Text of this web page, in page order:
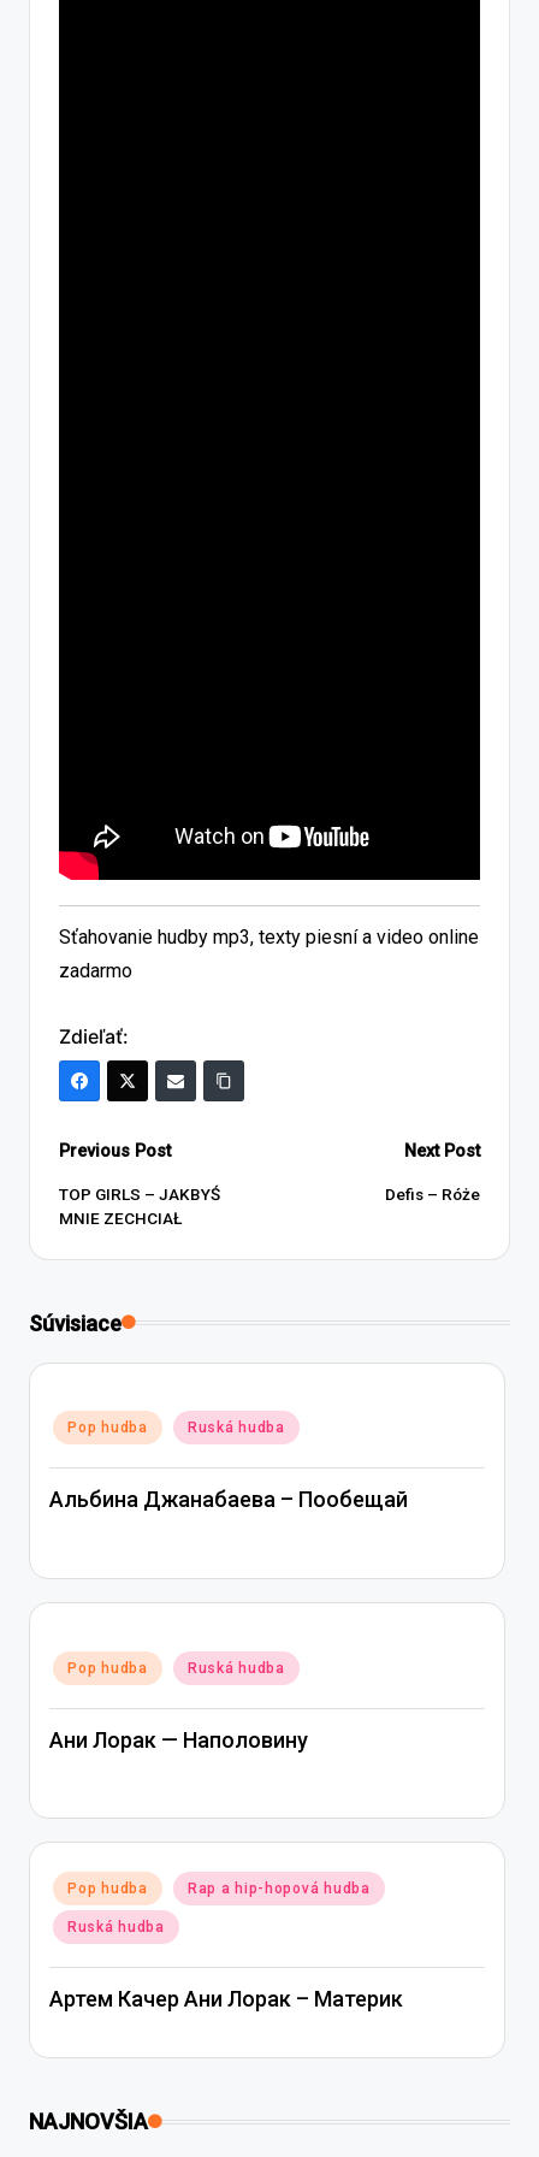
Sťahovanie hudby mp3, texty piesní a video online
zadarmo
Zdieľať:
Post
navigation
Previous Post
TOP GIRLS – JAKBYŚ
MNIE ZECHCIAŁ
Next Post
Defis – Róże
Súvisiace
Posted
in
Pop hudba Ruská hudba
Альбина Джанабаева – Пообещай
Posted
in
Pop hudba Ruská hudba
Ани Лорак — Наполовину
Posted
in
Pop hudba Rap a hip-hopová hudba
Ruská hudba
Артем Качер Ани Лорак – Материк
NAJNOVŠIA